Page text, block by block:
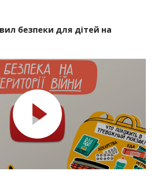
безпеки для дітей на